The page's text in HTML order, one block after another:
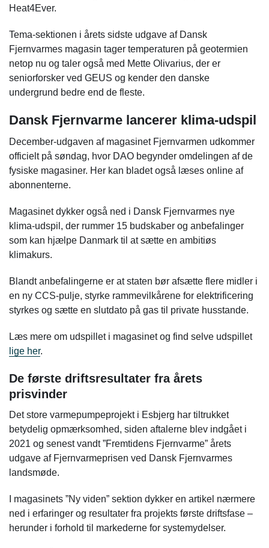
Heat4Ever.
Tema-sektionen i årets sidste udgave af Dansk
Fjernvarmes magasin tager temperaturen på geotermien
netop nu og taler også med Mette Olivarius, der er
seniorforsker ved GEUS og kender den danske
undergrund bedre end de fleste.
Dansk Fjernvarme lancerer klima-udspil
December-udgaven af magasinet Fjernvarmen udkommer
officielt på søndag, hvor DAO begynder omdelingen af de
fysiske magasiner. Her kan bladet også læses online af
abonnenterne.
Magasinet dykker også ned i Dansk Fjernvarmes nye
klima-udspil, der rummer 15 budskaber og anbefalinger
som kan hjælpe Danmark til at sætte en ambitiøs
klimakurs.
Blandt anbefalingerne er at staten bør afsætte flere midler i
en ny CCS-pulje, styrke rammevilkårene for elektrificering
styrkes og sætte en slutdato på gas til private husstande.
Læs mere om udspillet i magasinet og find selve udspillet
lige her.
De første driftsresultater fra årets
prisvinder
Det store varmepumpeprojekt i Esbjerg har tiltrukket
betydelig opmærksomhed, siden aftalerne blev indgået i
2021 og senest vandt ”Fremtidens Fjernvarme” årets
udgave af Fjernvarmeprisen ved Dansk Fjernvarmes
landsmøde.
I magasinets ”Ny viden” sektion dykker en artikel nærmere
ned i erfaringer og resultater fra projekts første driftsfase –
herunder i forhold til markederne for systemydelser.